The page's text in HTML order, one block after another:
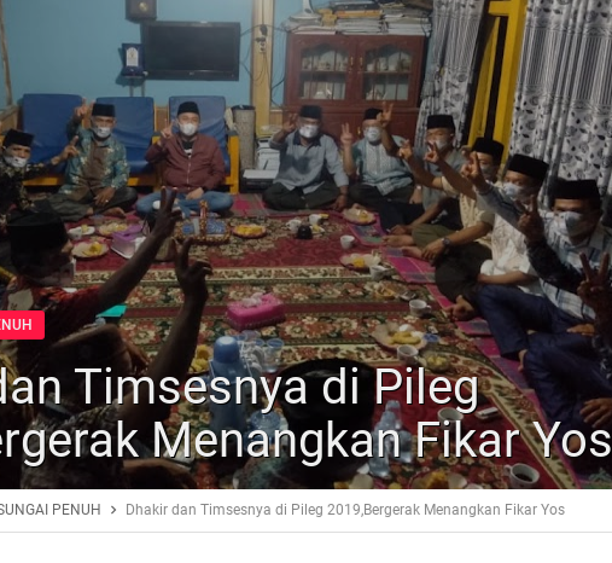
Timsesnya di Pileg
Menangkan Fikar Yos
PENUH Dhakir dan Timsesnya di Pileg 2019,Bergerak Menangkan Fikar Yos